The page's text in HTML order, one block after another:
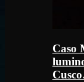
Caso